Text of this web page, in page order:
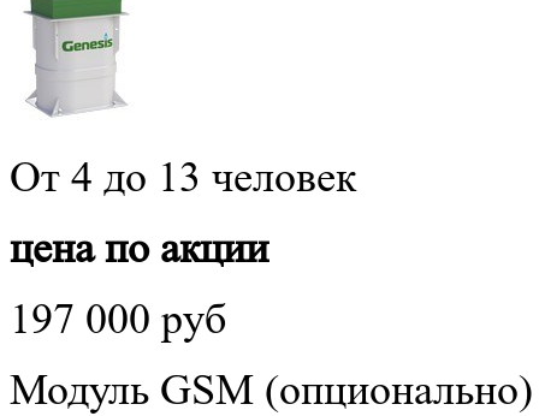
От 4 до 13 человек
цена по акции
197 000 руб
Модуль GSM (опционально)